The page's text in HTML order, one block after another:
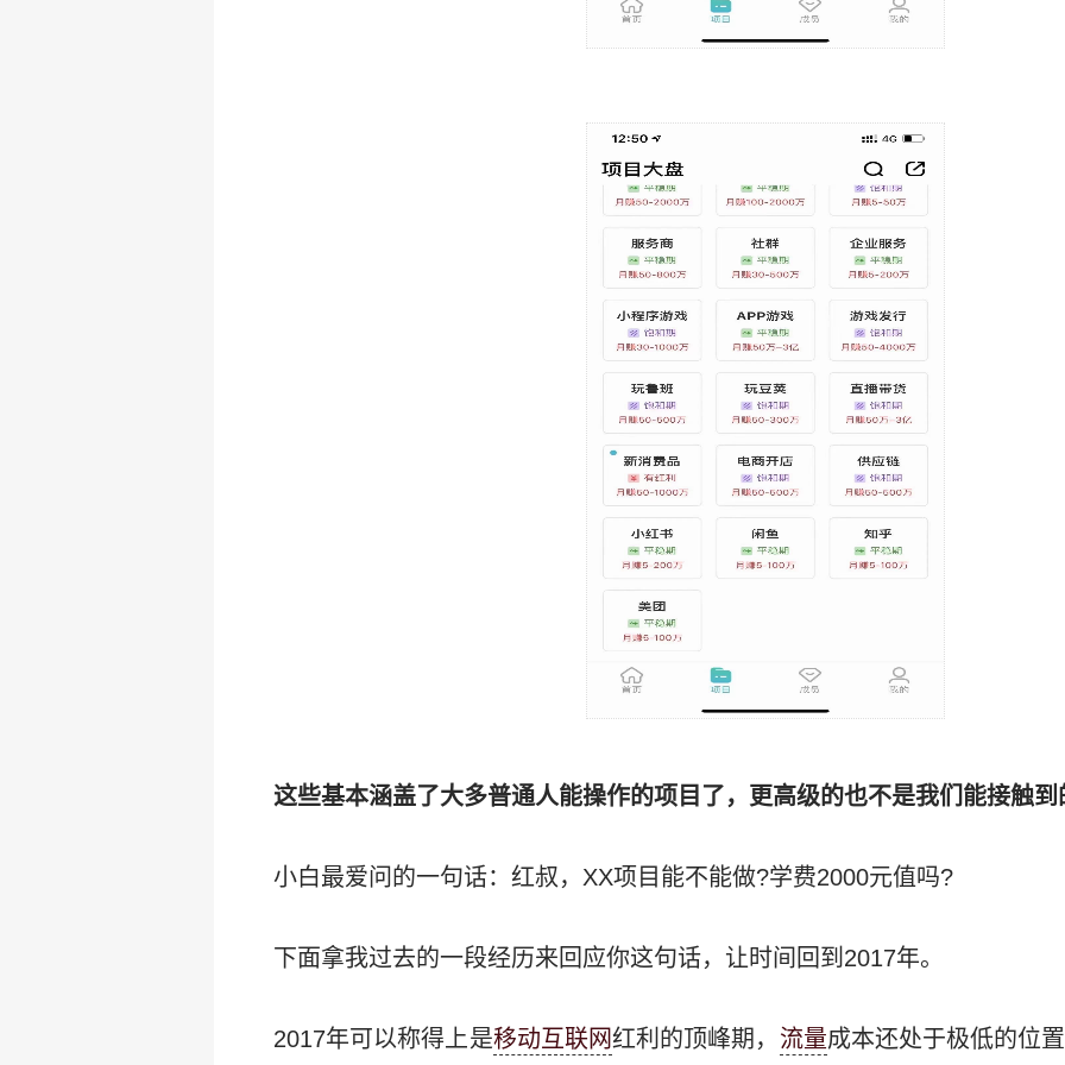
这些基本涵盖了大多普通人能操作的项目了，更高级的也不是我们能接触到
小白最爱问的一句话：红叔，XX项目能不能做?学费2000元值吗?
下面拿我过去的一段经历来回应你这句话，让时间回到2017年。
2017年可以称得上是移动互联网红利的顶峰期， 流量成本还处于极低的位